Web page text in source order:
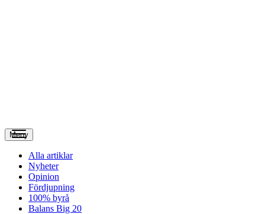
Meny
Alla artiklar
Nyheter
Opinion
Fördjupning
100% byrå
Balans Big 20